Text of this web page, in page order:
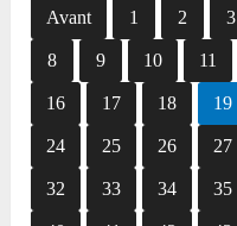
Avant 1 2 3
8 9 10 11
16 17 18 19
24 25 26 27
32 33 34 35